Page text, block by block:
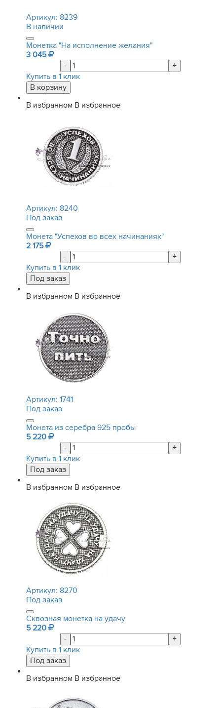
Артикул: 8239
В наличии
Монетка "На исполнение желания"
3 045
-
+
Купить в 1 клик
В избранном В избранное
Артикул: 8240
Под заказ
Монета "Успехов во всех начинаниях"
2 175
-
+
Купить в 1 клик
В избранном В избранное
Артикул: 1741
Под заказ
Монета из серебра 925 пробы
5 220
-
+
Купить в 1 клик
В избранном В избранное
Артикул: 8270
Под заказ
Сквозная монетка на удачу
5 220
-
+
Купить в 1 клик
В избранном В избранное